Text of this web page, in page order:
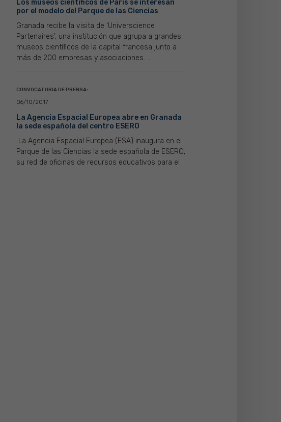
Los museos científicos de París se interesan
por el modelo del Parque de las Ciencias
Granada recibe la visita de ‘Universcience
Partenaires’, una institución que agrupa a grandes
museos científicos de la capital francesa junto a
más de 200 empresas y asociaciones. ...
CONVOCATORIA DE PRENSA:
06/10/2017
La Agencia Espacial Europea abre en Granada
la sede española del centro ESERO
La Agencia Espacial Europea (ESA) inaugura en el
Parque de las Ciencias la sede española de ESERO,
su red de oficinas de recursos educativos para el
...